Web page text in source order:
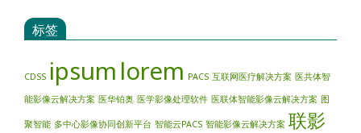
标签
CDSS ipsum lorem PACS 互联网医疗解决方案 医共体智
能影像云解决方案 医华铂奥 医学影像处理软件 医联体智能影像云解决方案 图
聚智能 多中心影像协同创新平台 智能云PACS 智能影像云解决方案 联影